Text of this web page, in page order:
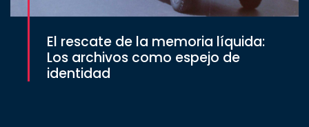
El rescate de la memoria líquida:
Los archivos como espejo de
identidad